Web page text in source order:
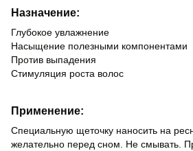
Назначение:
Глубокое увлажнение
Насыщение полезными компонентами
Против выпадения
Стимуляция роста волос
Применение:
Специальную щеточку наносить на
желательно перед сном. Не смывать.